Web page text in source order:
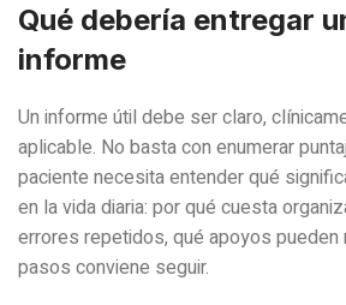
Qué debería entregar
informe
Un informe útil debe ser claro,
aplicable. No basta con enumerar
paciente necesita entender qué
en la vida diaria: por qué cuesta
errores repetidos, qué apoyos pueden
pasos conviene seguir.